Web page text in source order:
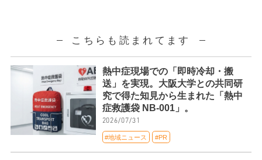
こちらも読まれてます
熱中症現場での「即時冷却・搬
送」を実現。大阪大学との共同研
究で得た知見から生まれた「熱中
症救護袋 NB-001」。
2026/07/31
#地域ニュース #PR